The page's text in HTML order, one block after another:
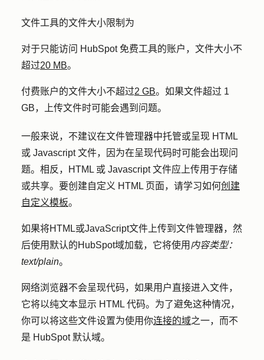
文件工具的文件大小限制为
对于只能访问 HubSpot 免费工具的账户，文件大小不
超过20 MB。
付费账户的文件大小不超过2 GB。如果文件超过 1
GB，上传文件时可能会遇到问题。
一般来说，不建议在文件管理器中托管或呈现 HTML
或 Javascript 文件，因为在呈现代码时可能会出现问
题。相反，HTML 或 Javascript 文件应上传用于存储
或共享。要创建自定义 HTML 页面，请学习如何创建
自定义模板。
如果将HTML或JavaScript文件上传到文件管理器，然
后使用默认的HubSpot域加载，它将使用 内容类型：
text/plain。
网络浏览器不会呈现代码，如果用户直接进入文件，
它将以纯文本显示 HTML 代码。为了避免这种情况，
你可以将这些文件设置为使用你连接的域之一，而不
是 HubSpot 默认域。